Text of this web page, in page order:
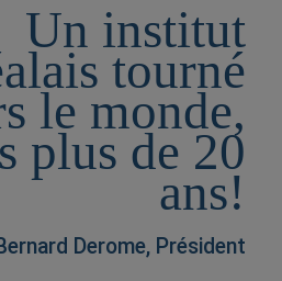
Un institut
tourné
le monde,
plus de 20
ans!
Derome, Président